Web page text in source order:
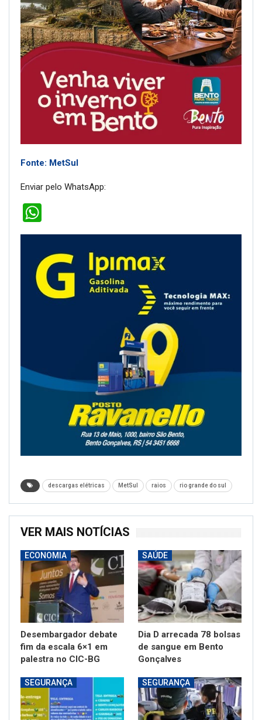
Fonte: MetSul
Enviar pelo WhatsApp:
descargas elétricas MetSul raios rio grande do sul
VER MAIS NOTÍCIAS
ECONOMIA
Desembargador debate
fim da escala 6×1 em
palestra no CIC-BG
SAÚDE
Dia D arrecada 78 bolsas
de sangue em Bento
Gonçalves
SEGURANÇA SEGURANÇA